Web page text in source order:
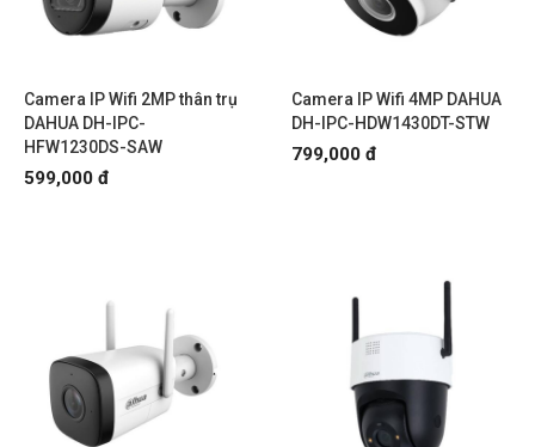
Camera IP Wifi 2MP thân trụ
DAHUA DH-IPC-
HFW1230DS-SAW
599,000 đ
Camera IP Wifi 4MP DAHUA
DH-IPC-HDW1430DT-STW
799,000 đ